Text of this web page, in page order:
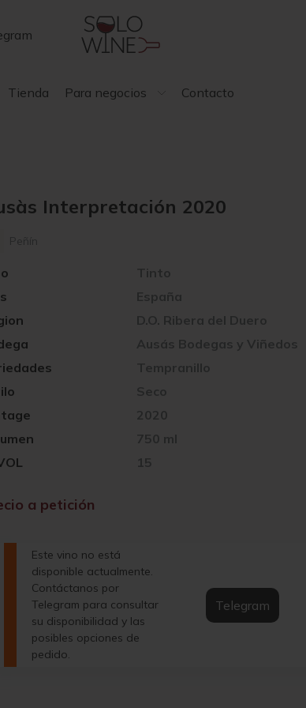
Tienda Para negocios Contacto
Interpretación 2020
Peñín
España
2020
D.O. Ribera del Duero
750 ml
Ausás Bodegas y Viñedos
15
Tempranillo
Tinto
Seco
a petición
Este vino no está
disponible actualmente.
Contáctanos por
Telegram para consultar
su disponibilidad y las
posibles opciones de
pedido.
Telegram